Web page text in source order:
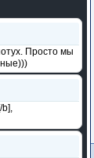
Просто мы
b],